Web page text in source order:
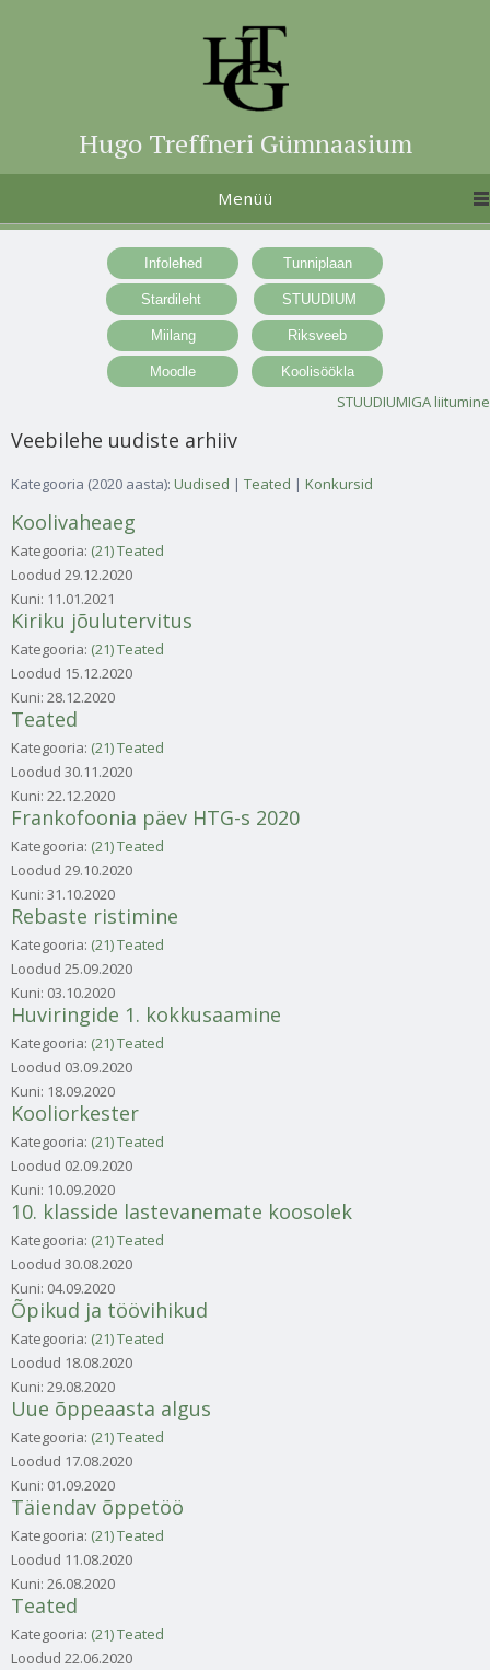
Hugo Treffneri Gümnaasium
Menüü
STUUDIUMIGA liitumine
Veebilehe uudiste arhiiv
Kategooria (2020 aasta): Uudised | Teated | Konkursid
Koolivaheaeg
Kategooria: (21) Teated
Loodud 29.12.2020
Kuni: 11.01.2021
Kiriku jõulutervitus
Kategooria: (21) Teated
Loodud 15.12.2020
Kuni: 28.12.2020
Teated
Kategooria: (21) Teated
Loodud 30.11.2020
Kuni: 22.12.2020
Frankofoonia päev HTG-s 2020
Kategooria: (21) Teated
Loodud 29.10.2020
Kuni: 31.10.2020
Rebaste ristimine
Kategooria: (21) Teated
Loodud 25.09.2020
Kuni: 03.10.2020
Huviringide 1. kokkusaamine
Kategooria: (21) Teated
Loodud 03.09.2020
Kuni: 18.09.2020
Kooliorkester
Kategooria: (21) Teated
Loodud 02.09.2020
Kuni: 10.09.2020
10. klasside lastevanemate koosolek
Kategooria: (21) Teated
Loodud 30.08.2020
Kuni: 04.09.2020
Õpikud ja töövihikud
Kategooria: (21) Teated
Loodud 18.08.2020
Kuni: 29.08.2020
Uue õppeaasta algus
Kategooria: (21) Teated
Loodud 17.08.2020
Kuni: 01.09.2020
Täiendav õppetöö
Kategooria: (21) Teated
Loodud 11.08.2020
Kuni: 26.08.2020
Teated
Kategooria: (21) Teated
Loodud 22.06.2020